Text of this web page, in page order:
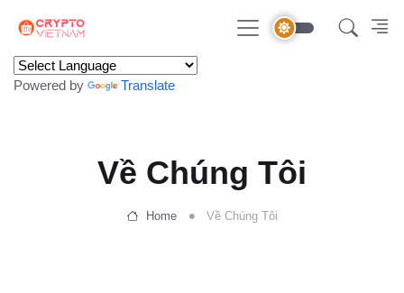
Powered by Translate
Về Chúng Tôi
Home Về Chúng Tôi